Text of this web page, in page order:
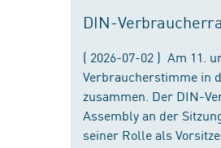
DIN-
( 2026-07-02 ) Am 11.
Verbraucherstimme in
zusammen. Der DIN-
Assembly an der
seiner Rolle als